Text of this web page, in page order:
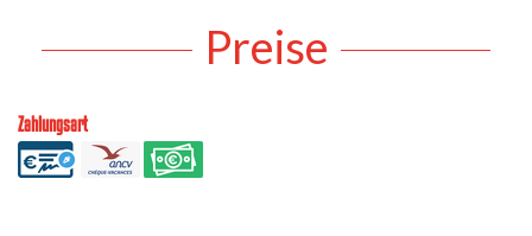
Preise
Zahlungsart